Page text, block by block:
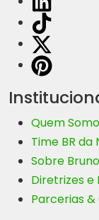
Quem
Time BR da
Sobre
Diretrizes e
Parcerias